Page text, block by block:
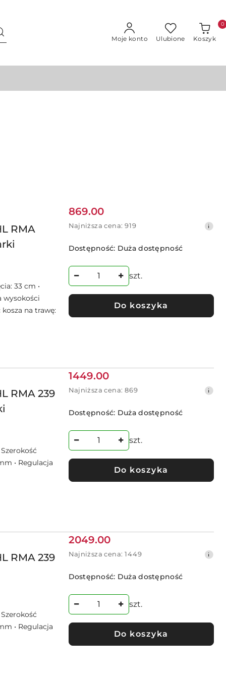
Moje konto Ulubione Koszyk
0
RMA
33 cm •
wysokości
na trawę:
Cena
promocyjna:
869.00
Najniższa
30
przed
Najniższa cena: 919
Dostępność: Duża dostępność
szt.
Do koszyka
RMA 239
• Regulacja
Cena
promocyjna:
1449.00
Najniższa
30
przed
obniżką
Najniższa cena: 869
Dostępność: Duża dostępność
szt.
Do koszyka
RMA 239
• Regulacja
Cena
promocyjna:
2049.00
Najniższa
30
przed
Najniższa cena: 1449
Dostępność: Duża dostępność
szt.
Do koszyka